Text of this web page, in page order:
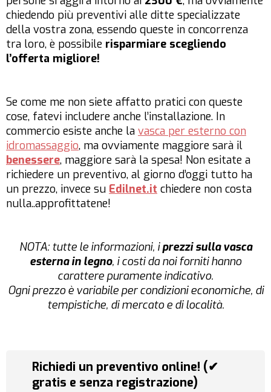
chiedendo più preventivi alle ditte specializzate
della vostra zona, essendo queste in concorrenza
tra loro, è possibile risparmiare scegliendo
l’offerta migliore!
Se come me non siete affatto pratici con queste
cose, fatevi includere anche l’installazione. In
commercio esiste anche la vasca per esterno con
idromassaggio, ma ovviamente maggiore sarà il
benessere, maggiore sarà la spesa! Non esitate a
richiedere un preventivo, al giorno d’oggi tutto ha
un prezzo, invece su Edilnet.it chiedere non costa
nulla..approfittatene!
NOTA: tutte le informazioni, iprezzi sulla vasca
esterna in legno, i costi da noi forniti hanno
carattere puramente indicativo.
Ogni prezzo è variabile per condizioni economiche, di
tempistiche, di mercato e di località.
Richiedi un preventivo online! (✔
gratis e senza registrazione)